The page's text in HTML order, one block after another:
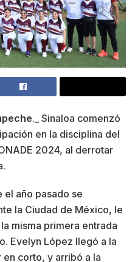
._ Sinaloa comenzó
en la disciplina del
2024, al derrotar
el año pasado se
la Ciudad de México, le
misma primera entrada
Evelyn López llegó a la
corto, y arribó a la